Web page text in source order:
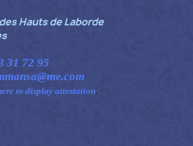
Hauts de Laborde
31 72 95
to display attestation.